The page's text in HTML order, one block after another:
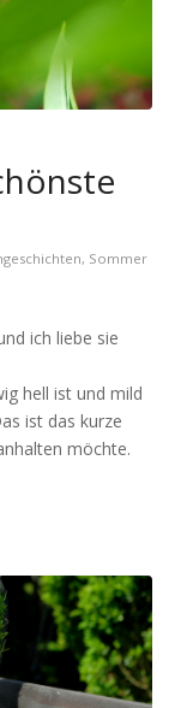
, Sommer
ich liebe sie
hell ist und mild
ist das kurze
möchte.